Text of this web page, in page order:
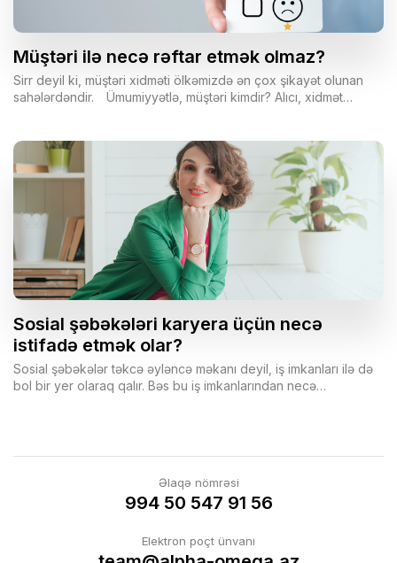
Müştəri ilə necə rəftar etmək olmaz?
Sirr deyil ki, müştəri xidməti ölkəmizdə ən çox şikayət olunan
sahələrdəndir.⠀ Ümumiyyətlə, müştəri kimdir? Alıcı, xidmət
Sosial şəbəkələri karyera üçün necə
istifadə etmək olar?
Sosial şəbəkələr təkcə əyləncə məkanı deyil, iş imkanları ilə də
bol bir yer olaraq qalır. Bəs bu iş imkanlarından necə
Əlaqə nömrəsi
994 50 547 91 56
Elektron poçt ünvanı